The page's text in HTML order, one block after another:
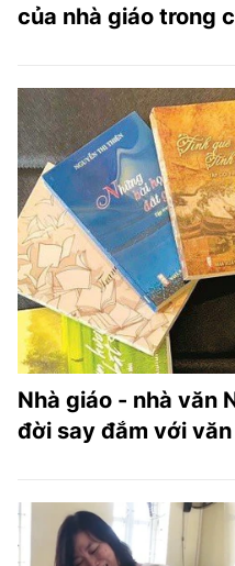
của nhà giáo trong
Nhà giáo - nhà văn
đời say đắm với